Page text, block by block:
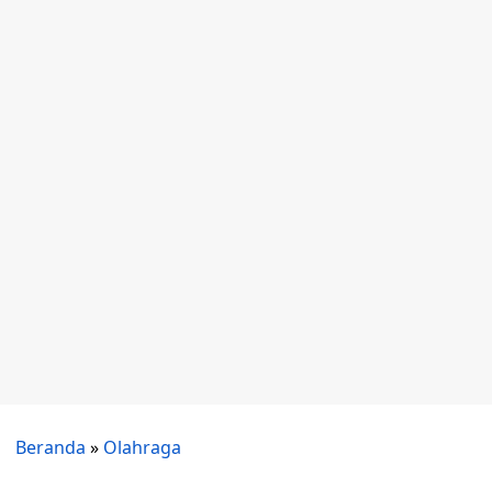
Beranda » Olahraga